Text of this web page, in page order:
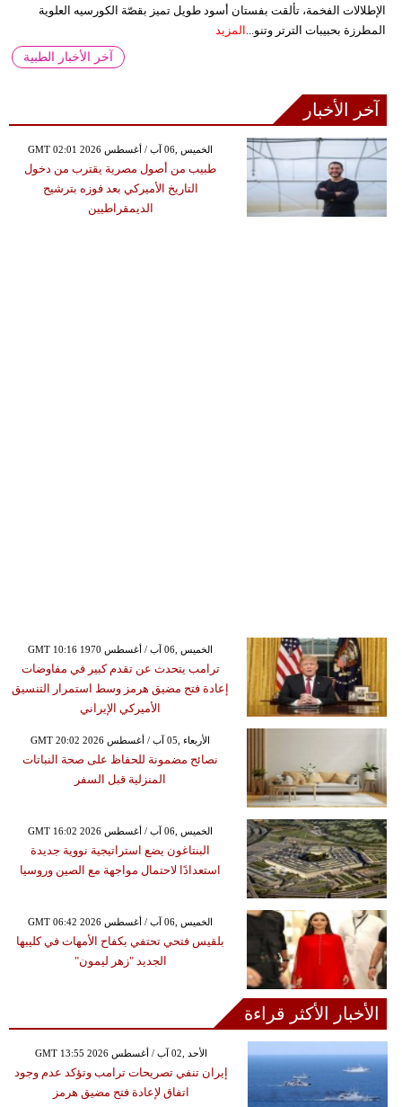
الإطلالات الفخمة، تألقت بفستان أسود طويل تميز بقصّة الكورسيه العلوية
المطرزة بحبيبات الترتر وتنو... المزيد
آخر الأخبار الطبية
آخر الأخبار
GMT 02:01 2026 الخميس ,06 آب / أغسطس
طبيب من أصول مصرية يقترب من دخول
التاريخ الأميركي بعد فوزه بترشيح
الديمقراطيين
GMT 10:16 1970 الخميس ,06 آب / أغسطس
ترامب يتحدث عن تقدم كبير في مفاوضات
إعادة فتح مضيق هرمز وسط استمرار التنسيق
الأميركي الإيراني
GMT 20:02 2026 الأربعاء ,05 آب / أغسطس
نصائح مضمونة للحفاظ على صحة النباتات
المنزلية قبل السفر
GMT 16:02 2026 الخميس ,06 آب / أغسطس
البنتاغون يضع استراتيجية نووية جديدة
استعدادًا لاحتمال مواجهة مع الصين وروسيا
GMT 06:42 2026 الخميس ,06 آب / أغسطس
بلقيس فتحي تحتفي بكفاح الأمهات في كليبها
الجديد "زهر ليمون"
الأخبار الأكثر قراءة
GMT 13:55 2026 الأحد ,02 آب / أغسطس
إيران تنفي تصريحات ترامب وتؤكد عدم وجود
اتفاق لإعادة فتح مضيق هرمز